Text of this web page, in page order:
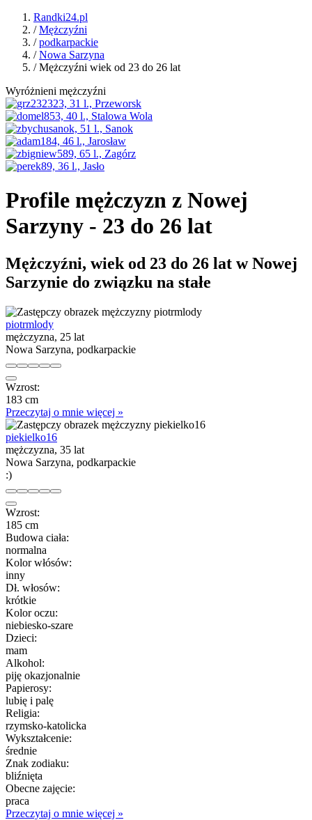
Randki24.pl
/Mężczyźni
/podkarpackie
/Nowa Sarzyna
/ Mężczyźni wiek od 23 do 26 lat
Wyróżnieni mężczyźni
Profile mężczyzn z Nowej
Sarzyny - 23 do 26 lat
Mężczyźni, wiek od 23 do 26 lat w Nowej
Sarzynie do związku na stałe
piotrmlody
mężczyzna, 25 lat
Nowa Sarzyna, podkarpackie
Wzrost:
183 cm
Przeczytaj o mnie więcej »
piekielko16
mężczyzna, 35 lat
Nowa Sarzyna, podkarpackie
:)
Wzrost:
185 cm
Budowa ciała:
normalna
Kolor włósów:
inny
Dł. włosów:
krótkie
Kolor oczu:
niebiesko-szare
Dzieci:
mam
Alkohol:
piję okazjonalnie
Papierosy:
lubię i palę
Religia:
rzymsko-katolicka
Wykształcenie:
średnie
Znak zodiaku:
bliźnięta
Obecne zajęcie:
praca
Przeczytaj o mnie więcej »